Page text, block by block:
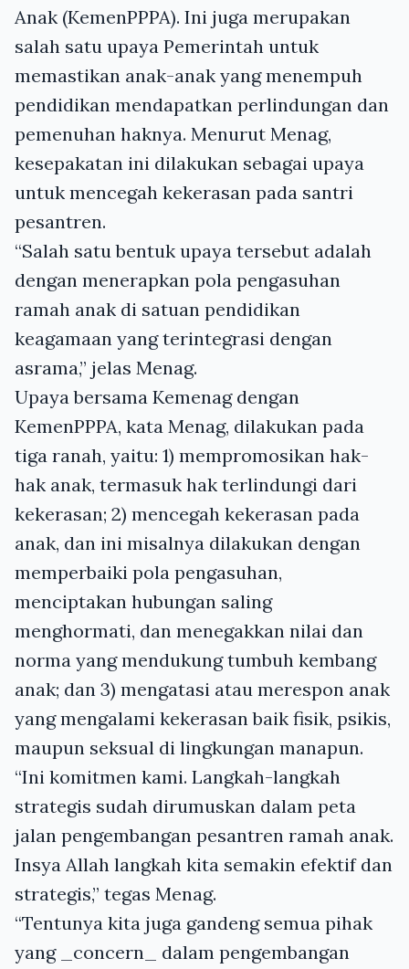
Anak (KemenPPPA). Ini juga merupakan
salah satu upaya Pemerintah untuk
memastikan anak-anak yang menempuh
pendidikan mendapatkan perlindungan dan
pemenuhan haknya. Menurut Menag,
kesepakatan ini dilakukan sebagai upaya
untuk mencegah kekerasan pada santri
pesantren.
“Salah satu bentuk upaya tersebut adalah
dengan menerapkan pola pengasuhan
ramah anak di satuan pendidikan
keagamaan yang terintegrasi dengan
asrama,” jelas Menag.
Upaya bersama Kemenag dengan
KemenPPPA, kata Menag, dilakukan pada
tiga ranah, yaitu: 1) mempromosikan hak-
hak anak, termasuk hak terlindungi dari
kekerasan; 2) mencegah kekerasan pada
anak, dan ini misalnya dilakukan dengan
memperbaiki pola pengasuhan,
menciptakan hubungan saling
menghormati, dan menegakkan nilai dan
norma yang mendukung tumbuh kembang
anak; dan 3) mengatasi atau merespon anak
yang mengalami kekerasan baik fisik, psikis,
maupun seksual di lingkungan manapun.
“Ini komitmen kami. Langkah-langkah
strategis sudah dirumuskan dalam peta
jalan pengembangan pesantren ramah anak.
Insya Allah langkah kita semakin efektif dan
strategis,” tegas Menag.
“Tentunya kita juga gandeng semua pihak
yang _concern_ dalam pengembangan